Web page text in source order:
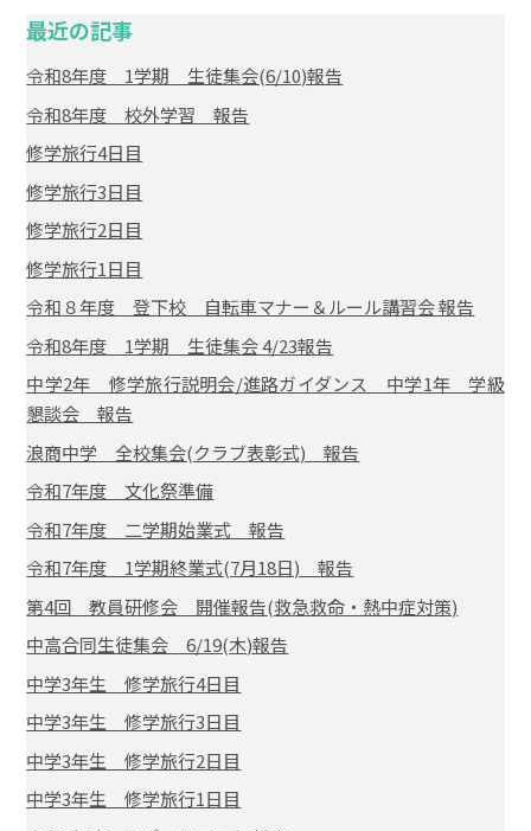
最近の記事
令和8年度 1学期 生徒集会(6/10)報告
令和8年度 校外学習 報告
修学旅行4日目
修学旅行3日目
修学旅行2日目
修学旅行1日目
令和８年度 登下校 自転車マナー＆ルール講習会 報告
令和8年度 1学期 生徒集会 4/23報告
中学2年 修学旅行説明会/進路ガイダンス 中学1年 学級
懇談会 報告
浪商中学 全校集会(クラブ表彰式) 報告
令和7年度 文化祭準備
令和7年度 二学期始業式 報告
令和7年度 1学期終業式(7月18日) 報告
第4回 教員研修会 開催報告(救急救命・熱中症対策)
中高合同生徒集会 6/19(木)報告
中学3年生 修学旅行4日目
中学3年生 修学旅行3日目
中学3年生 修学旅行2日目
中学3年生 修学旅行1日目